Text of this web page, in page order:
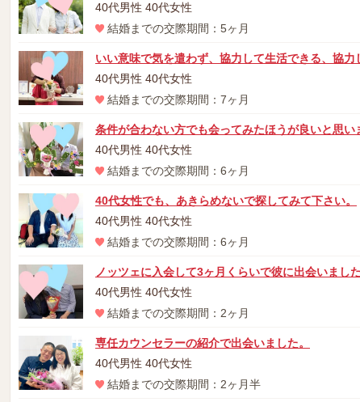
40代男性 40代女性
結婚までの交際期間：5ヶ月
いい意味で気を遣わず、協力して生活できる、協
40代男性 40代女性
結婚までの交際期間：7ヶ月
条件が合わない方でも会ってみたほうが良いと思
40代男性 40代女性
結婚までの交際期間：6ヶ月
40代女性でも、あきらめないで探してみて下さい。
40代男性 40代女性
結婚までの交際期間：6ヶ月
ノッツェに入会して3ヶ月くらいで彼に出会いまし
40代男性 40代女性
結婚までの交際期間：2ヶ月
専任カウンセラーの紹介で出会いました。
40代男性 40代女性
結婚までの交際期間：2ヶ月半